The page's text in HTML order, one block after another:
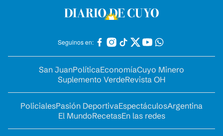
Seguinos en:
San JuanPolíticaEconomíaCuyo Minero
Suplemento VerdeRevista OH
PolicialesPasión DeportivaEspectáculosArgentina
El MundoRecetasEn las redes